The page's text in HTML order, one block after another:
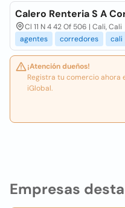
Empresas
Calero Renteria S A
Cl 11 N 4 42 Of 506 | Cali, Cali
agentes
corredores cali
¡Atención dueños!
Registra tu comercio ahora
iGlobal.